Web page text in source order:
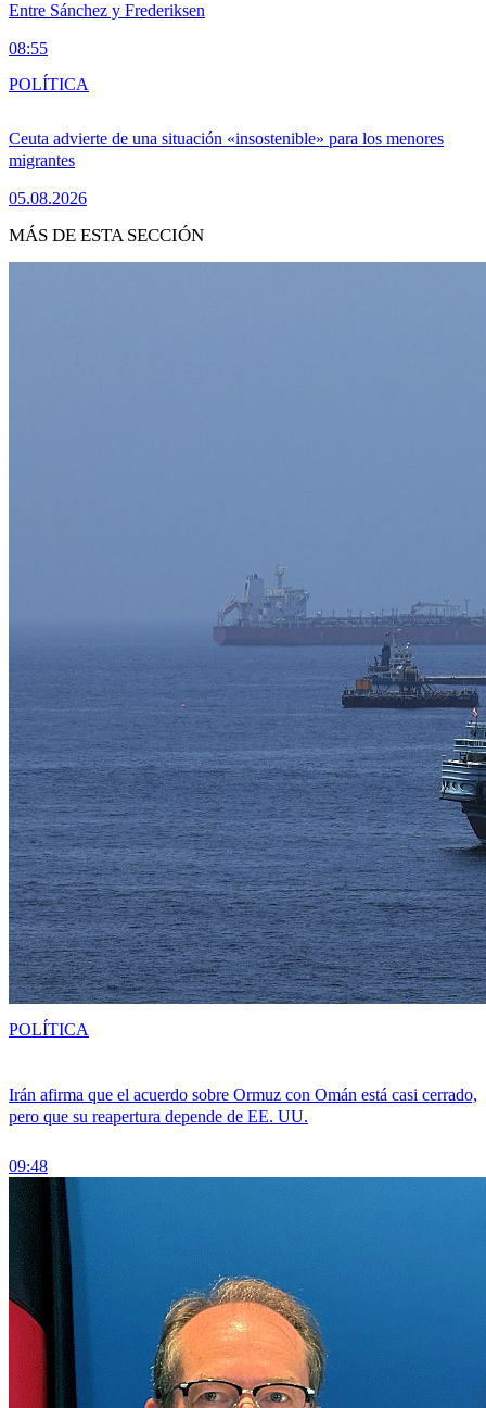
Entre Sánchez y Frederiksen
08:55
Ceuta advierte de una situación «insostenible» para los menores
migrantes
05.08.2026
POLÍTICA
MÁS DE ESTA SECCIÓN
Irán afirma que el acuerdo sobre Ormuz con Omán está casi cerrado,
pero que su reapertura depende de EE. UU.
09:48
POLÍTICA